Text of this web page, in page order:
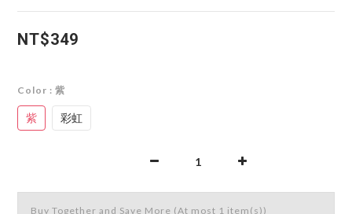
NT$349
Color : 紫
紫 彩虹
Buy Together and Save More (At most 1 item(s))